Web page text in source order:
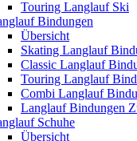
Touring Langlauf Ski
Bindungen
Übersicht
Skating Langlauf
Classic Langlauf
Touring Langlauf
Combi Langlauf
Langlauf Bindungen
Schuhe
Übersicht